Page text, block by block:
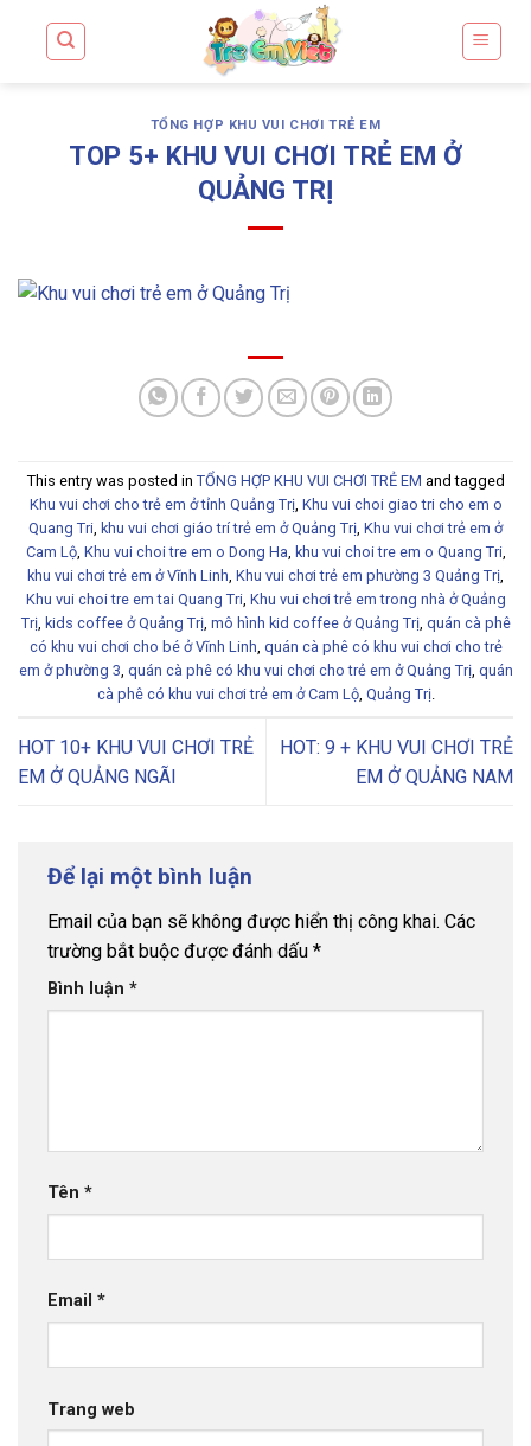
TỔNG HỢP KHU VUI CHƠI TRẺ EM
TOP 5+ KHU VUI CHƠI TRẺ EM Ở
QUẢNG TRỊ
This entry was posted in TỔNG HỢP KHU VUI CHƠI TRẺ EM and tagged
Khu vui chơi cho trẻ em ở tỉnh Quảng Trị, Khu vui choi giao tri cho em o
Quang Tri, khu vui chơi giáo trí trẻ em ở Quảng Trị, Khu vui chơi trẻ em ở
Cam Lộ, Khu vui choi tre em o Dong Ha, khu vui choi tre em o Quang Tri,
khu vui chơi trẻ em ở Vĩnh Linh, Khu vui chơi trẻ em phường 3 Quảng Trị,
Khu vui choi tre em tai Quang Tri, Khu vui chơi trẻ em trong nhà ở Quảng
Trị, kids coffee ở Quảng Trị, mô hình kid coffee ở Quảng Trị, quán cà phê
có khu vui chơi cho bé ở Vĩnh Linh, quán cà phê có khu vui chơi cho trẻ
em ở phường 3, quán cà phê có khu vui chơi cho trẻ em ở Quảng Trị, quán
cà phê có khu vui chơi trẻ em ở Cam Lộ, Quảng Trị.
HOT 10+ KHU VUI CHƠI TRẺ
EM Ở QUẢNG NGÃI
HOT: 9 + KHU VUI CHƠI TRẺ
EM Ở QUẢNG NAM
Để lại một bình luận
Email của bạn sẽ không được hiển thị công khai. Các
trường bắt buộc được đánh dấu *
Bình luận *
Tên *
Email *
Trang web